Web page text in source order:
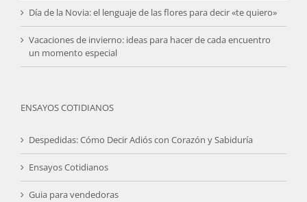
Día de la Novia: el lenguaje de las flores para decir «te quiero»
Vacaciones de invierno: ideas para hacer de cada encuentro
un momento especial
ENSAYOS COTIDIANOS
Despedidas: Cómo Decir Adiós con Corazón y Sabiduría
Ensayos Cotidianos
Guia para vendedoras